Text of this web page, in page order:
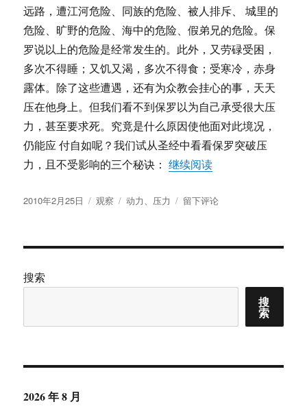
远路，遭江河危险、同族的危险、被人排斥、 城里的
危险、旷野的危险、海中的危险、假弟兄的危险。保
罗说以上的危险是经常发生的。此外，又劳碌受困，
多次不得睡；又饥又渴，多次不得食；受寒冷，赤身
露体。除了这些遭遇，还有为众教会挂心的事，天天
压在他身上。但我们看不到保罗以为自己承受很大压
力，甚至要求死。究竟是什么原因使他面对此境况，
仍能应 付自如呢？我们试从圣经中看看保罗突破压
力，且不受影响的三个秘诀：继续阅读“压力是一个选择结
发
2010年2月25日
分
观察
标
动力、 压力
于
是
选
果
留下评论
搜索
搜
索
2026 年 8 月